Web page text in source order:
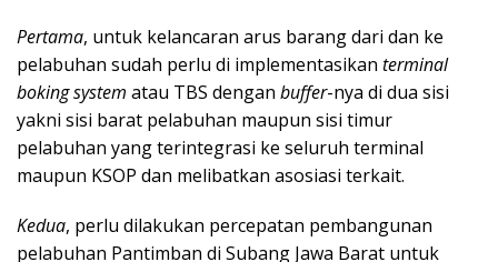
Pertama, untuk kelancaran arus barang dari dan ke
pelabuhan sudah perlu di implementasikan terminal
boking system atau TBS dengan buffer-nya di dua sisi
yakni sisi barat pelabuhan maupun sisi timur
pelabuhan yang terintegrasi ke seluruh terminal
maupun KSOP dan melibatkan asosiasi terkait.
Kedua, perlu dilakukan percepatan pembangunan
pelabuhan Pantimban di Subang Jawa Barat untuk